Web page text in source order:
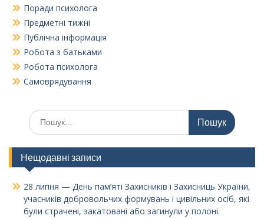
Поради психолога
Предметні тижні
Публічна інформація
Робота з батьками
Робота психолога
Самоврядування
Шукати:
Нещодавні записи
28 липня — День пам’яті Захисників і Захисниць України,
учасників добровольчих формувань і цивільних осіб, які
були страчені, закатовані або загинули у полоні.